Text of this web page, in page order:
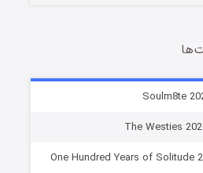
اژدها فصل ۳